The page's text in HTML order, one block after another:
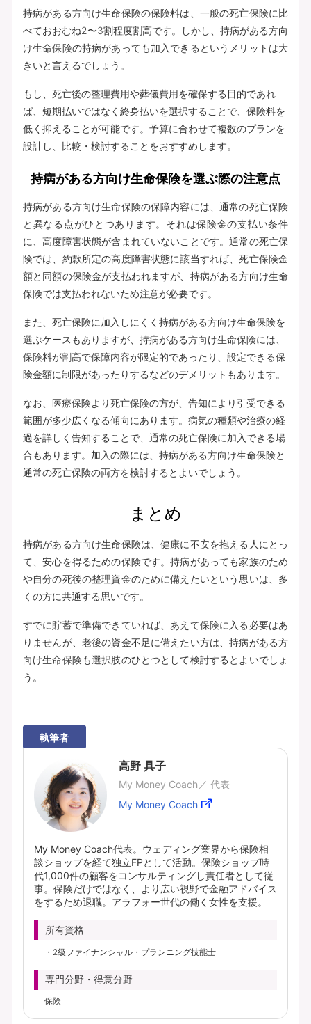
持病がある方向け生命保険の保険料は、一般の死亡保険に比
べておおむね2〜3割程度割高です。しかし、持病がある方向
け生命保険の持病があっても加入できるというメリットは大
きいと言えるでしょう。
もし、死亡後の整理費用や葬儀費用を確保する目的であれ
ば、短期払いではなく終身払いを選択することで、保険料を
低く抑えることが可能です。予算に合わせて複数のプランを
設計し、比較・検討することをおすすめします。
持病がある方向け生命保険を選ぶ際の注意点
持病がある方向け生命保険の保障内容には、通常の死亡保険
と異なる点がひとつあります。それは保険金の支払い条件
に、高度障害状態が含まれていないことです。通常の死亡保
険では、約款所定の高度障害状態に該当すれば、死亡保険金
額と同額の保険金が支払われますが、持病がある方向け生命
保険では支払われないため注意が必要です。
また、死亡保険に加入しにくく持病がある方向け生命保険を
選ぶケースもありますが、持病がある方向け生命保険には、
保険料が割高で保障内容が限定的であったり、設定できる保
険金額に制限があったりするなどのデメリットもあります。
なお、医療保険より死亡保険の方が、告知により引受できる
範囲が多少広くなる傾向にあります。病気の種類や治療の経
過を詳しく告知することで、通常の死亡保険に加入できる場
合もあります。加入の際には、持病がある方向け生命保険と
通常の死亡保険の両方を検討するとよいでしょう。
まとめ
持病がある方向け生命保険は、健康に不安を抱える人にとっ
て、安心を得るための保険です。持病があっても家族のため
や自分の死後の整理資金のために備えたいという思いは、多
くの方に共通する思いです。
すでに貯蓄で準備できていれば、あえて保険に入る必要はあ
りませんが、老後の資金不足に備えたい方は、持病がある方
向け生命保険も選択肢のひとつとして検討するとよいでしょ
う。
執筆者
高野 具子
My Money Coach／ 代表
My Money Coach
My Money Coach代表。ウェディング業界から保険相
談ショップを経て独立FPとして活動。保険ショップ時
代1,000件の顧客をコンサルティングし責任者として従
事。保険だけではなく、より広い視野で金融アドバイス
をするため退職。アラフォー世代の働く女性を支援。
所有資格
2級ファイナンシャル・プランニング技能士
専門分野・得意分野
保険